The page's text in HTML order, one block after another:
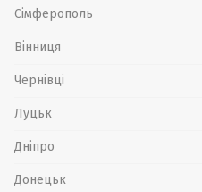
Сімферополь
Вінниця
Чернівці
Луцьк
Дніпро
Донецьк